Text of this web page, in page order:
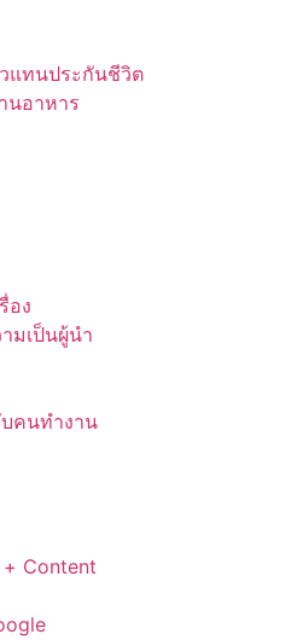
แทนประกันชีวิต
นอาหาร
อง
มเป็นผู้นำ
คนทำงาน
Content